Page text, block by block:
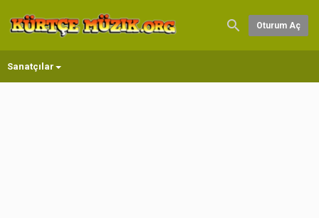
Oturum Aç
Sanatçılar